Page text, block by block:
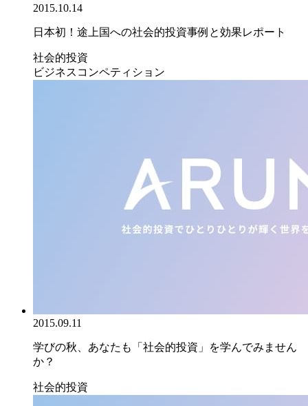
2015.10.14
日本初！途上国への社会的投資事例と効果レポート
社会的投資
ビジネスコンペティション
2015.09.11
学びの秋、あなたも「社会的投資」を学んでみません
か？
社会的投資